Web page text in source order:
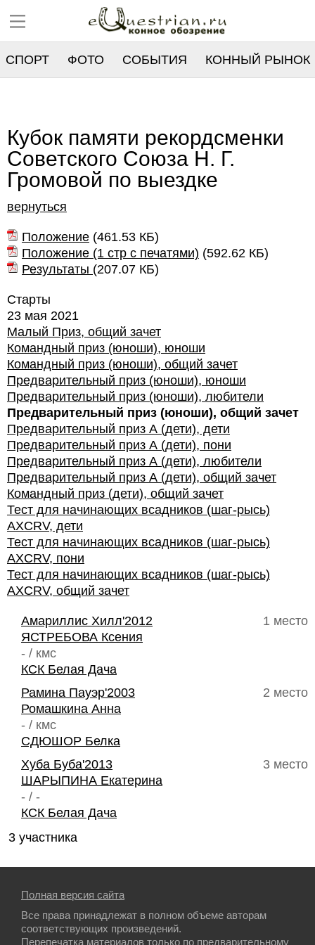
СПОРТ ФОТО СОБЫТИЯ КОННЫЙ РЫНОК
Кубок памяти рекордсменки
Советского Союза Н. Г.
Громовой по выездке
вернуться
Положение (461.53 КБ)
Положение (1 стр с печатями) (592.62 КБ)
Результаты (207.07 КБ)
Старты
23 мая 2021
Малый Приз, общий зачет
Командный приз (юноши), юноши
Командный приз (юноши), общий зачет
Предварительный приз (юноши), юноши
Предварительный приз (юноши), любители
Предварительный приз (юноши), общий зачет
Предварительный приз А (дети), дети
Предварительный приз А (дети), пони
Предварительный приз А (дети), любители
Предварительный приз А (дети), общий зачет
Командный приз (дети), общий зачет
Тест для начинающих всадников (шаг-рысь)
AXCRV, дети
Тест для начинающих всадников (шаг-рысь)
AXCRV, пони
Тест для начинающих всадников (шаг-рысь)
AXCRV, общий зачет
1 место
Амариллис Хилл'2012
ЯСТРЕБОВА Ксения
- / кмс
КСК Белая Дача
2 место
Рамина Пауэр'2003
Ромашкина Анна
- / кмс
СДЮШОР Белка
3 место
Хуба Буба'2013
ШАРЫПИНА Екатерина
- / -
КСК Белая Дача
3 участника
Полная версия сайта
Все права принадлежат в полном объеме авторам
соответствующих произведений.
Перепечатка материалов только по предварительному